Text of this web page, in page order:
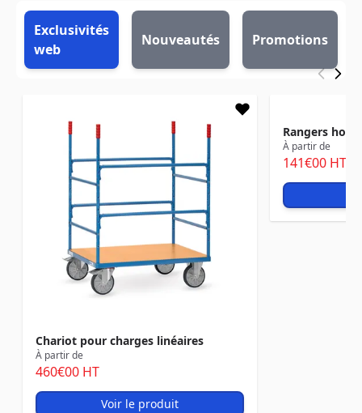
Exclusivités
web
Nouveautés
Promotions
Navigating through the elements of the carousel is
Press to skip carousel
Press to go to carousel navigation
Chariot pour charges linéaires
À partir de
460€00 HT
Voir le produit
Rangers
À partir de
141€00 HT